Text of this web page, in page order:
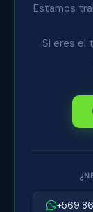
Estamos
Si eres el
+569